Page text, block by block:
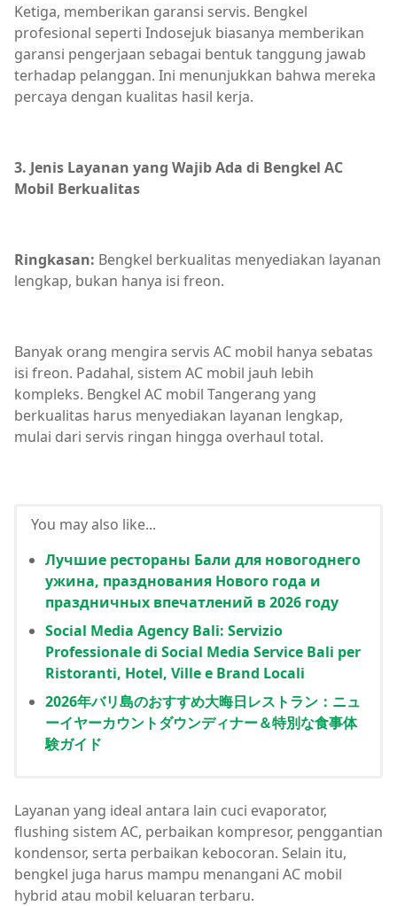
Ketiga, memberikan garansi servis. Bengkel
profesional seperti Indosejuk biasanya memberikan
garansi pengerjaan sebagai bentuk tanggung jawab
terhadap pelanggan. Ini menunjukkan bahwa mereka
percaya dengan kualitas hasil kerja.
3. Jenis Layanan yang Wajib Ada di Bengkel AC
Mobil Berkualitas
Ringkasan: Bengkel berkualitas menyediakan layanan
lengkap, bukan hanya isi freon.
Banyak orang mengira servis AC mobil hanya sebatas
isi freon. Padahal, sistem AC mobil jauh lebih
kompleks. Bengkel AC mobil Tangerang yang
berkualitas harus menyediakan layanan lengkap,
mulai dari servis ringan hingga overhaul total.
You may also like...
Лучшие рестораны Бали для новогоднего
ужина, празднования Нового года и
праздничных впечатлений в 2026 году
Social Media Agency Bali: Servizio
Professionale di Social Media Service Bali per
Ristoranti, Hotel, Ville e Brand Locali
2026年バリ島のおすすめ大晦日レストラン：ニュ
ーイヤーカウントダウンディナー＆特別な食事体
験ガイド
Layanan yang ideal antara lain cuci evaporator,
flushing sistem AC, perbaikan kompresor, penggantian
kondensor, serta perbaikan kebocoran. Selain itu,
bengkel juga harus mampu menangani AC mobil
hybrid atau mobil keluaran terbaru.